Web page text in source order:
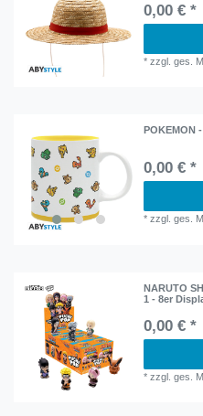
0,00 € *
*zzgl. ges.
POKEMON
0,00 € *
*zzgl. ges.
NARUTO
1 - 8er
0,00 € *
*zzgl. ges.